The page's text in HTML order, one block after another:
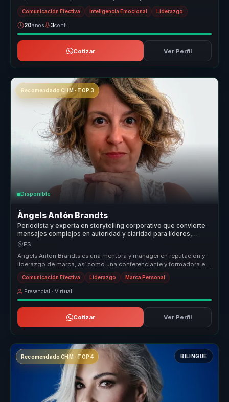
reprogramación menta...
Comunicación Efectiva Inteligencia Emocional Liderazgo
20años 3conf.
Cotizar Ver Perfil
Recomendado CHM · TOP 3
Disponible
Àngels Antón Brandts
Periodista y experta en storytelling corporativo que convierte
mensajes complejos en autoridad y claridad para líderes,
portavoces y organizaciones.
ES
Àngels Antón Brandts es una mentora y manager en reputación y
liderazgo de marca, así como una conferenciante y formadora en
comunicación...
Comunicación Efectiva Liderazgo Marca Personal
Presencial · Virtual
Cotizar Ver Perfil
Recomendado CHM · TOP 4 BILINGÜE